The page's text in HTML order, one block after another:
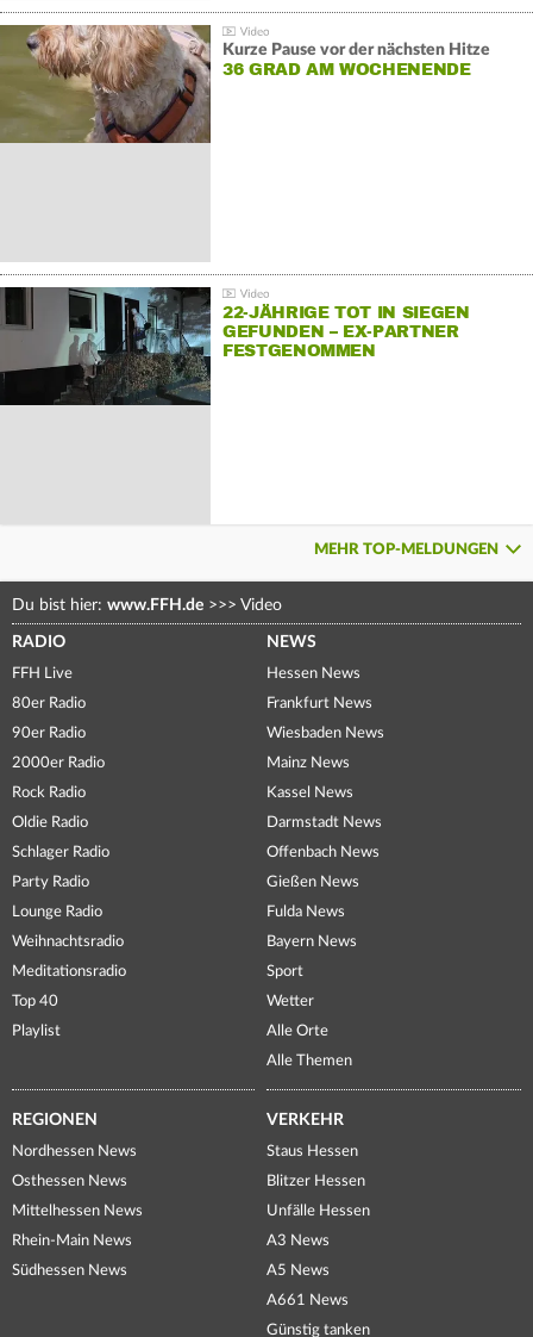
Kurze Pause vor der nächsten Hitze
36 GRAD AM WOCHENENDE
22-JÄHRIGE TOT IN SIEGEN
GEFUNDEN – EX-PARTNER
FESTGENOMMEN
MEHR TOP-MELDUNGEN
Du bist hier: www.FFH.de >>> Video
RADIO
FFH Live
80er Radio
90er Radio
2000er Radio
Rock Radio
Oldie Radio
Schlager Radio
Party Radio
Lounge Radio
Weihnachtsradio
Meditationsradio
Top 40
Playlist
NEWS
Hessen News
Frankfurt News
Wiesbaden News
Mainz News
Kassel News
Darmstadt News
Offenbach News
Gießen News
Fulda News
Bayern News
Sport
Wetter
Alle Orte
Alle Themen
REGIONEN
Nordhessen News
Osthessen News
Mittelhessen News
Rhein-Main News
Südhessen News
VERKEHR
Staus Hessen
Blitzer Hessen
Unfälle Hessen
A3 News
A5 News
A661 News
Günstig tanken